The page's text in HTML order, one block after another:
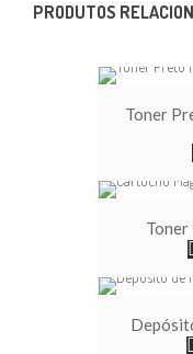
PRODUTOS
Toner